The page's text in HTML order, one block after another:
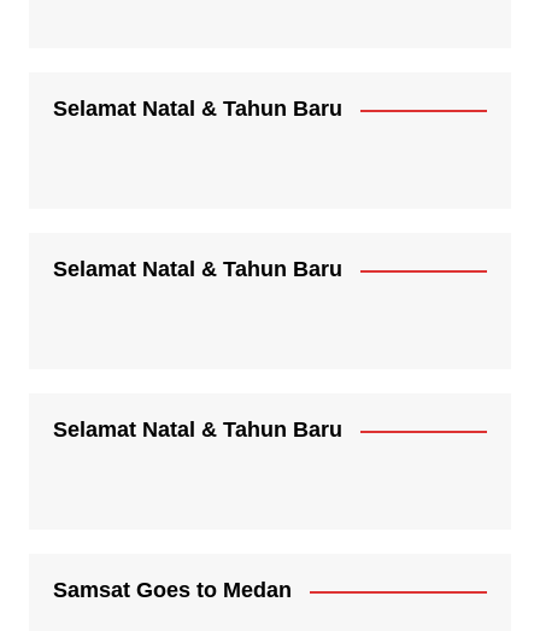
Selamat Natal & Tahun Baru
Selamat Natal & Tahun Baru
Selamat Natal & Tahun Baru
Samsat Goes to Medan